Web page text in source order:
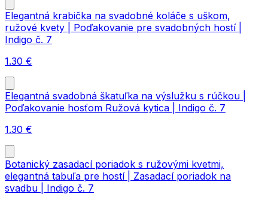
Elegantná krabička na svadobné koláče s uškom,
ružové kvety | Poďakovanie pre svadobných hostí |
Indigo č. 7
1.30 €
Elegantná svadobná škatuľka na výslužku s rúčkou |
Poďakovanie hosťom Ružová kytica | Indigo č. 7
1.30 €
Botanický zasadací poriadok s ružovými kvetmi,
elegantná tabuľa pre hostí | Zasadací poriadok na
svadbu | Indigo č. 7